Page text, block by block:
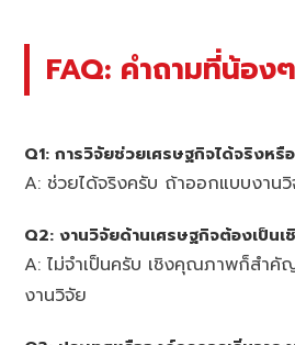
FAQ: คำถามที่น้อ
Q1: การวิจัยช่วยเศรษฐกิจได้จริงหรื
A: ช่วยได้จริงครับ ถ้าออกแบบงานวิ
Q2: งานวิจัยด้านเศรษฐกิจต้องเป็นเ
A: ไม่จำเป็นครับ เชิงคุณภาพก็สำ
งานวิจัย